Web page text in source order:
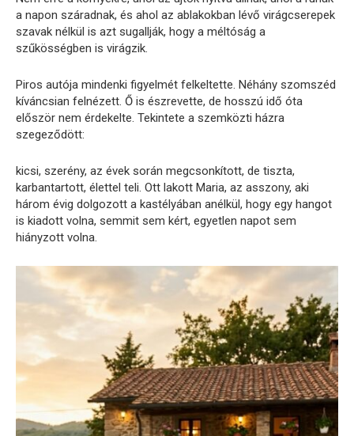
a napon száradnak, és ahol az ablakokban lévő virágcserepek
szavak nélkül is azt sugallják, hogy a méltóság a
szűkösségben is virágzik.
Piros autója mindenki figyelmét felkeltette. Néhány szomszéd
kíváncsian felnézett. Ő is észrevette, de hosszú idő óta
először nem érdekelte. Tekintete a szemközti házra
szegeződött:
kicsi, szerény, az évek során megcsonkított, de tiszta,
karbantartott, élettel teli. Ott lakott Maria, az asszony, aki
három évig dolgozott a kastélyában anélkül, hogy egy hangot
is kiadott volna, semmit sem kért, egyetlen napot sem
hiányzott volna.